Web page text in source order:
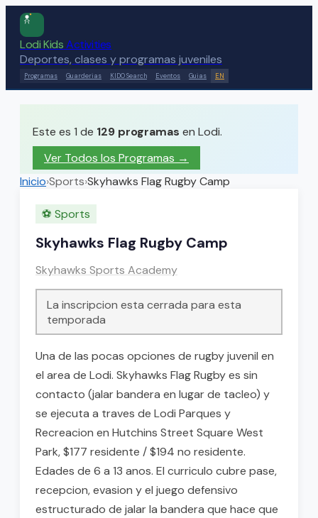
Lodi KidsActivities
Deportes, clases y programas juveniles
Programas Guarderias KIDO Search Eventos Guias EN
Este es 1 de 129 programas en Lodi.
Ver Todos los Programas →
Inicio›Sports›Skyhawks Flag Rugby Camp
⚽ Sports
Skyhawks Flag Rugby Camp
Skyhawks Sports Academy
La inscripcion esta cerrada para esta
temporada
Una de las pocas opciones de rugby juvenil en
el area de Lodi. Skyhawks Flag Rugby es sin
contacto (jalar bandera en lugar de tacleo) y
se ejecuta a traves de Lodi Parques y
Recreacion en Hutchins Street Square West
Park, $177 residente / $194 no residente.
Edades de 6 a 13 anos. El curriculo cubre pase,
recepcion, evasion y el juego defensivo
estructurado de jalar la bandera que hace que